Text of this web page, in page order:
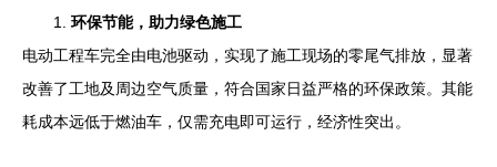
1. 环保节能，助力绿色施工
电动工程车完全由电池驱动，实现了施工现场的零尾气排放，显著
改善了工地及周边空气质量，符合国家日益严格的环保政策。其能
耗成本远低于燃油车，仅需充电即可运行，经济性突出。